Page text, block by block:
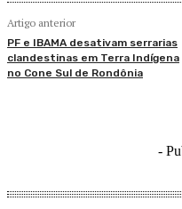
Artigo anterior
PF e IBAMA desativam serrarias
clandestinas em Terra Indígena
no Cone Sul de Rondônia
-